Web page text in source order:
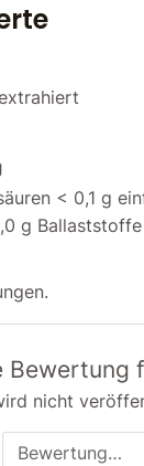
< 0,1 g
g
nicht